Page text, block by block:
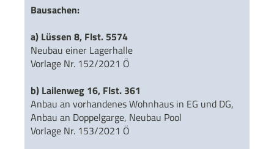
Bausachen:
a) Lüssen 8, Flst. 5574
Neubau einer Lagerhalle
Vorlage Nr. 152/2021 Ö
b) Lailenweg 16, Flst. 361
Anbau an vorhandenes Wohnhaus in EG und DG,
Anbau an Doppelgarge, Neubau Pool
Vorlage Nr. 153/2021 Ö